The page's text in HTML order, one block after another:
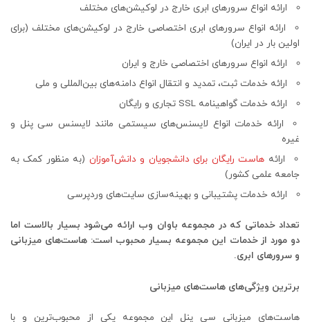
ارائه انواع سرورهای ابری خارج در لوکیشن‌های مختلف
ارائه انواع سرورهای ابری اختصاصی خارج در لوکیشن‌های مختلف (برای
اولین بار در ایران)
ارائه انواع سرورهای اختصاصی خارج و ایران
ارائه خدمات ثبت، تمدید و انتقال انواع دامنه‌های بین‌المللی و ملی
ارائه خدمات گواهینامه SSL تجاری و رایگان
ارائه خدمات انواع لایسنس‌های سیستمی مانند لایسنس سی پنل و
غیره
ارائه هاست رایگان برای دانشجویان و دانش‌آموزان (به منظور کمک به
جامعه علمی کشور)
ارائه خدمات پشتیبانی و بهینه‌سازی سایت‌های وردپرسی
تعداد خدماتی که در مجموعه باوان وب ارائه می‌شود بسیار بالاست اما
دو مورد از خدمات این مجموعه بسیار محبوب است: هاست‌های میزبانی
و سرورهای ابری.
برترین ویژگی‌های هاست‌های میزبانی
هاست‌های میزبانی سی پنل این مجموعه یکی از محبوب‌ترین و با